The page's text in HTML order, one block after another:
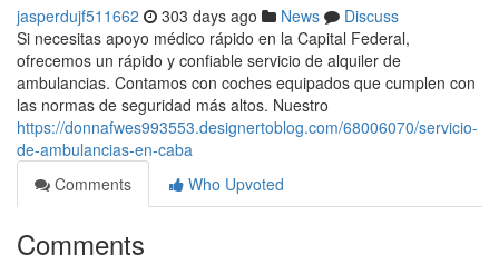
jasperdujf511662 303 days ago News
Discuss
Si necesitas apoyo médico rápido en la Capital Federal,
ofrecemos un rápido y confiable servicio de alquiler de
ambulancias. Contamos con coches equipados que cumplen con
las normas de seguridad más altos. Nuestro
https://donnafwes993553.designertoblog.com/68006070/servicio-
de-ambulancias-en-caba
Comments
Who Upvoted
Comments